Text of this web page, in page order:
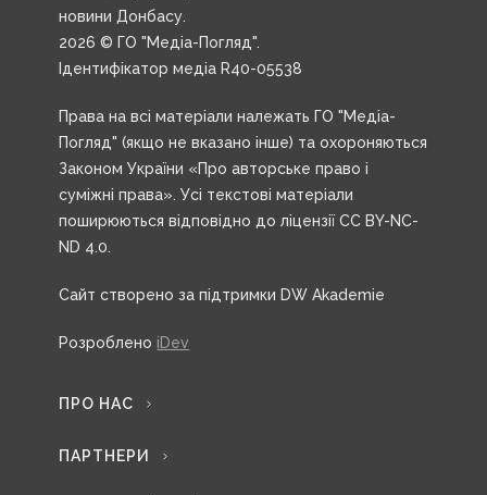
новини Донбасу.
2026 © ГО "Медіа-Погляд".
Ідентифікатор медіа R40-05538
Права на всі матеріали належать ГО "Медіа-
Погляд" (якщо не вказано інше) та охороняються
Законом України «Про авторське право і
суміжні права». Усі текстові матеріали
поширюються відповідно до ліцензії CC BY-NC-
ND 4.0.
Сайт створено за підтримки DW Akademie
Розроблено iDev
ПРО НАС
ПАРТНЕРИ